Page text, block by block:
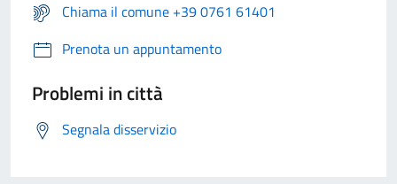
Chiama il comune +39 0761 61401
Prenota un appuntamento
Problemi in città
Segnala disservizio